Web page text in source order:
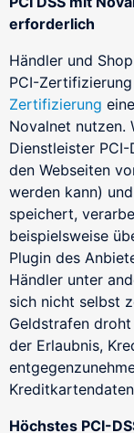
erforderlich
Händler und
PCI-
Zertifizierung
Novalnet nutzen.
Dienstleister
den Webseiten
werden kann)
speichert,
beispielsweise
Plugin des
Händler unter
sich nicht selbst
Geldstrafen
der Erlaubnis,
Höchstes PCI-